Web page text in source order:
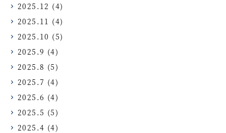
2025.12 (4)
2025.11 (4)
2025.10 (5)
2025.9 (4)
2025.8 (5)
2025.7 (4)
2025.6 (4)
2025.5 (5)
2025.4 (4)